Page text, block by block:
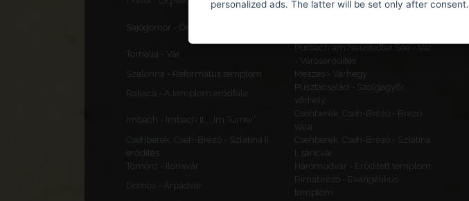
Sajógömör - Őrtorony, elővédmű
Tornalja - Vár
Purbach am Neusiedler See - Vár
- Városerődítés
Szalonna - Református templom
Meszes - Várhegy
Rakaca - A templom erődfala
Pusztacsalád - Szolgagyőr,
várhely
Imbach - Imbach II., „Im Turner”
Csehberek, Cseh-Brézó - Brezó
vára
Csehberek, Cseh-Brézó - Szlatina II.
erődítés
Csehberek, Cseh-Brézó - Szlatina
I. sáncvár
Tömörd - Ilonavár
Háromudvar - Erődített templom
Dömös - Árpádvár
Rimabrézó - Evangélikus
templom
personalized ads. The latter will be set only after consent.